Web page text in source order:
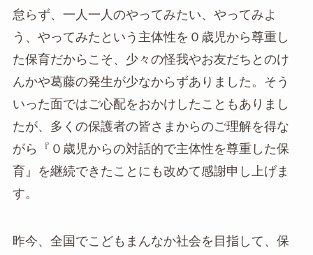
怠らず、一人一人のやってみたい、やってみよ
う、やってみたという主体性を０歳児から尊重し
た保育だからこそ、少々の怪我やお友だちとのけ
んかや葛藤の発生が少なからずありました。そう
いった面ではご心配をおかけしたこともありまし
たが、多くの保護者の皆さまからのご理解を得な
がら『０歳児からの対話的で主体性を尊重した保
育』を継続できたことにも改めて感謝申し上げま
す。
昨今、全国でこどもまんなか社会を目指して、保